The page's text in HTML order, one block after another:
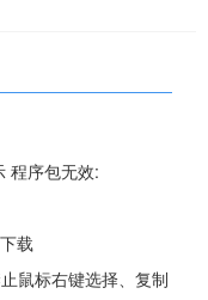
程序包无效:
载
鼠标右键选择、复制